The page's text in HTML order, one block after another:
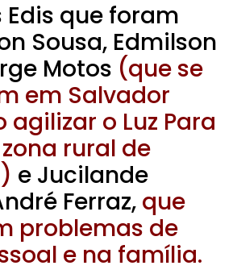
que foram
Sousa, Edmilson
Motos (que se
em Salvador
agilizar o Luz Para
rural de
e Jucilande
Ferraz, que
problemas de
e na família.